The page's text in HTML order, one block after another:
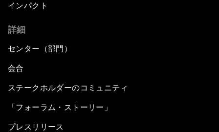
インパクト
詳細
センター（部門）
会合
ステークホルダーのコミュニティ
「フォーラム・ストーリー」
プレスリリース